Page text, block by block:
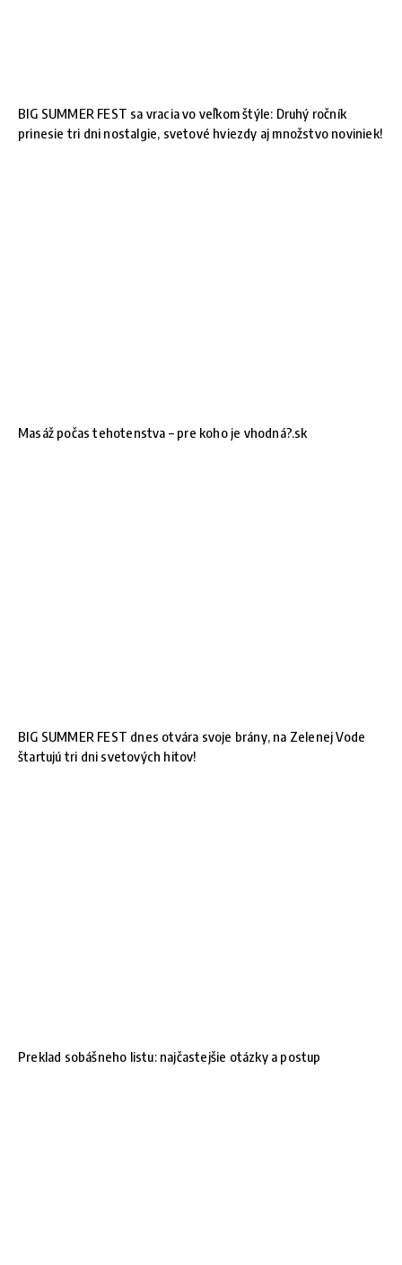
BIG SUMMER FEST sa vracia vo veľkom štýle: Druhý ročník
prinesie tri dni nostalgie, svetové hviezdy aj množstvo noviniek!
Masáž počas tehotenstva – pre koho je vhodná?.sk
BIG SUMMER FEST dnes otvára svoje brány, na Zelenej Vode
štartujú tri dni svetových hitov!
Preklad sobášneho listu: najčastejšie otázky a postup